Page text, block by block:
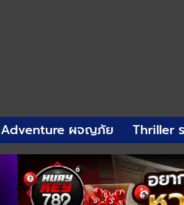
Adventure ผจญภัย Thriller